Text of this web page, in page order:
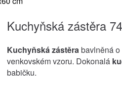
Kuchyňská zástěra
Kuchyňská zástěrabavlněná
venkovském vzoru. Dokonalá
babičku.